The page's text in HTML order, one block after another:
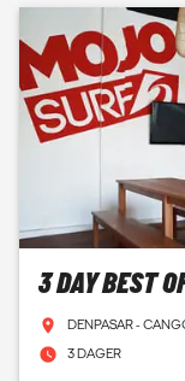
3 DAY BEST
DENPASAR -
3 DAGER